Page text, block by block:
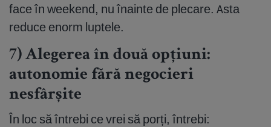
face în weekend, nu înainte de plecare. Asta
reduce enorm luptele.
7) Alegerea în două opțiuni:
autonomie fără negocieri
nesfârșite
În loc să întrebi ce vrei să porți, întrebi: